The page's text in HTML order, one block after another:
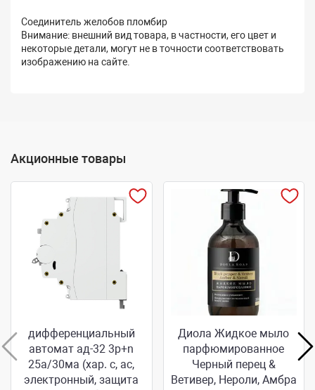
Соединитель желобов пломбир
Внимание: внешний вид товара, в частности, его цвет и
некоторые детали, могут не в точности соответствовать
изображению на сайте.
Акционные товары
дифференциальный
автомат ад-32 3p+n
25а/30ма (хар. c, ac,
электронный, защита
Диола Жидкое мыло
парфюмированное
Черный перец &
Ветивер, Нероли, Амбра